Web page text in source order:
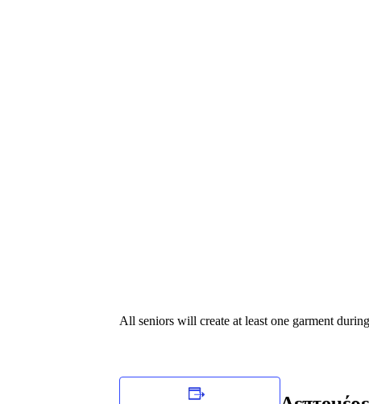
All seniors will create at least one garment